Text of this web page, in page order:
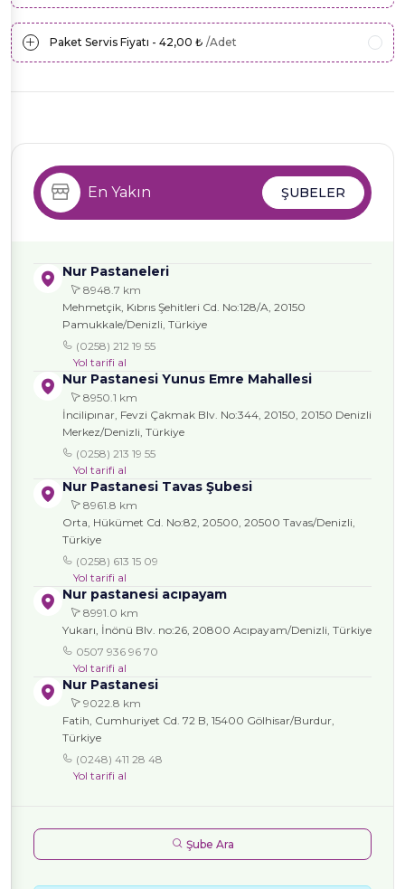
Paket Servis Fiyatı - 42,00 ₺ /Adet
En Yakın ŞUBELER
Nur Pastaneleri
8948.7 km
Mehmetçik, Kıbrıs Şehitleri Cd. No:128/A, 20150
Pamukkale/Denizli, Türkiye
(0258) 212 19 55
Yol tarifi al
Nur Pastanesi Yunus Emre Mahallesi
8950.1 km
İncilipınar, Fevzi Çakmak Blv. No:344, 20150, 20150 Denizli
Merkez/Denizli, Türkiye
(0258) 213 19 55
Yol tarifi al
Nur Pastanesi Tavas Şubesi
8961.8 km
Orta, Hükümet Cd. No:82, 20500, 20500 Tavas/Denizli,
Türkiye
(0258) 613 15 09
Yol tarifi al
Nur pastanesi acıpayam
8991.0 km
Yukarı, İnönü Blv. no:26, 20800 Acıpayam/Denizli, Türkiye
0507 936 96 70
Yol tarifi al
Nur Pastanesi
9022.8 km
Fatih, Cumhuriyet Cd. 72 B, 15400 Gölhisar/Burdur,
Türkiye
(0248) 411 28 48
Yol tarifi al
Şube Ara